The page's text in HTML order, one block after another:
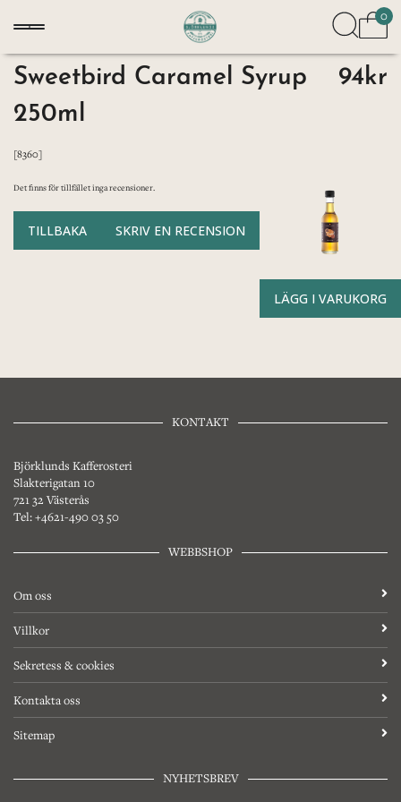
0
Sweetbird Caramel Syrup
250ml
[8360]
94kr
Det finns för tillfället inga recensioner.
TILLBAKA SKRIV EN RECENSION
LÄGG I VARUKORG
KONTAKT
Björklunds Kafferosteri
Slakterigatan 10
721 32 Västerås
Tel: +4621-490 03 50
WEBBSHOP
Om oss
Villkor
Sekretess & cookies
Kontakta oss
Sitemap
NYHETSBREV